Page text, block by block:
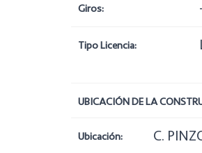
Giros:
Tipo Licencia:
UBICACIÓN DE LA
Ubicación: C.